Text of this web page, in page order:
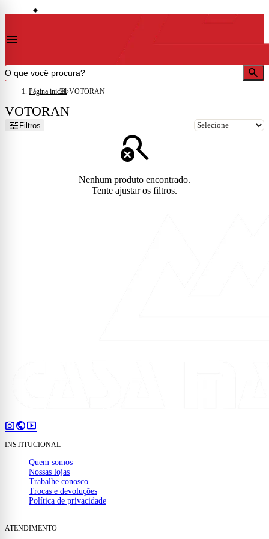
◆storefront
menu
search
Página inicial ›VOTORAN
VOTORAN
tune Filtros
search_off
Nenhum produto encontrado.
Tente ajustar os filtros.
photo_camerapublicsmart_display
INSTITUCIONAL
Quem somos
Nossas lojas
Trabalhe conosco
Trocas e devoluções
Política de privacidade
ATENDIMENTO